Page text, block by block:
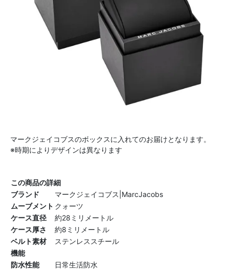
マークジェイコブスのボックスに入れてのお届けとなります。
※時期によりデザインは異なります
この商品の詳細
ブランド
マークジェイコブス|MarcJacobs
ムーブメント クォーツ
ケース直径
約28ミリメートル
ケース厚さ
約8ミリメートル
ベルト素材
ステンレススチール
機能
防水性能
日常生活防水